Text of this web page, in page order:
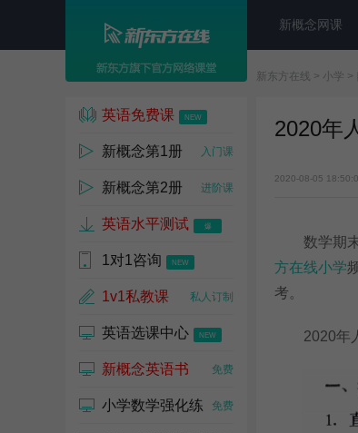
新概念网课
新东方在线 > 小学 >
英语免费课 NEW
新概念第1册 入门课
新概念第2册 进阶课
英语水平测试 爆
1对1咨询 NEW
1v1私教课 私人订制
英语选课中心 NEW
新概念英语书 免费
小学数学强化练 免费
2020年
2020-08-05
数学期末
方在线小学
考。
2020年人